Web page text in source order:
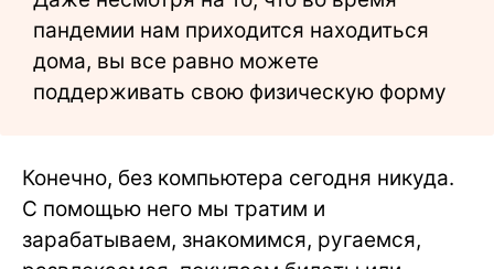
пандемии нам приходится находиться
дома, вы все равно можете
поддерживать свою физическую форму
Конечно, без компьютера сегодня никуда.
С помощью него мы тратим и
зарабатываем, знакомимся, ругаемся,